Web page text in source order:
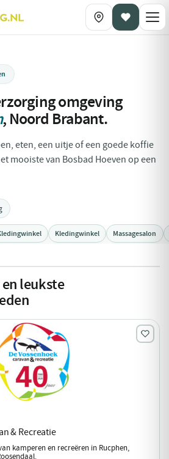
omgeving
, Noord Brabant.
eten, een uitje of een goede koffie
mooiste van Bosbad Hoeven op een
Kledingwinkel Massagesalon
leukste
& Recreatie
kamperen en recreëren in Rucphen,